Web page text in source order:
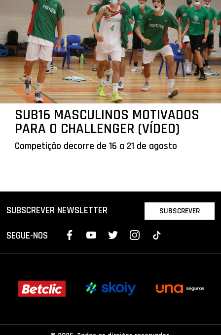
SUB16 MASCULINOS MOTIVADOS
PARA O CHALLENGER (VÍDEO)
Competição decorre de 16 a 21 de agosto
SUBSCREVER NEWSLETTER SUBSCREVER
SEGUE-NOS